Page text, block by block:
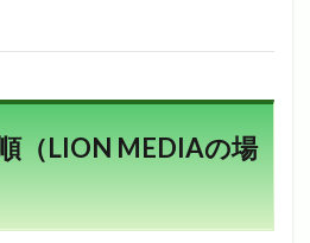
（LION MEDIAの場